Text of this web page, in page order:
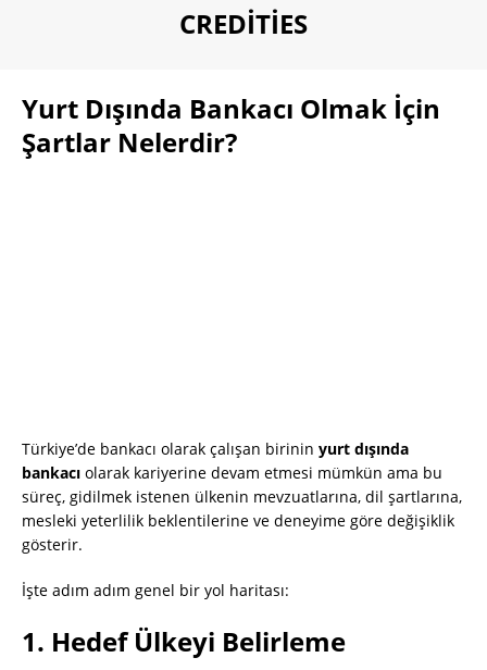
CREDITIES
Yurt Dışında Bankacı Olmak İçin
Şartlar Nelerdir?
Türkiye’de bankacı olarak çalışan birinin yurt dışında
bankacı olarak kariyerine devam etmesi mümkün ama bu
süreç, gidilmek istenen ülkenin mevzuatlarına, dil şartlarına,
mesleki yeterlilik beklentilerine ve deneyime göre değişiklik
gösterir.
İşte adım adım genel bir yol haritası:
1. Hedef Ülkeyi Belirleme